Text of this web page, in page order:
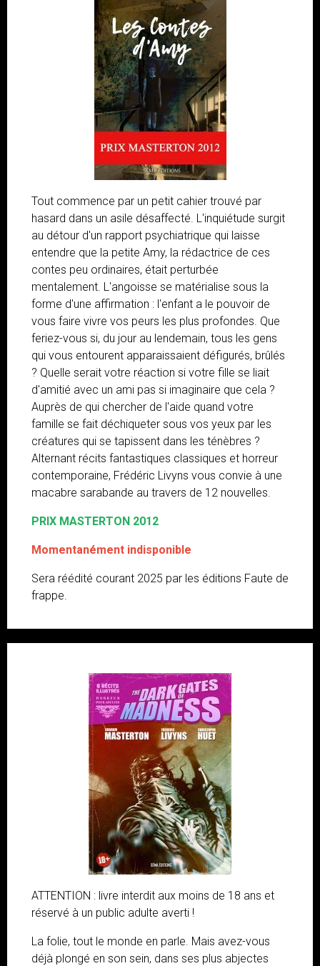
Tout commence par un petit cahier trouvé par
hasard dans un asile désaffecté. L'inquiétude surgit
au détour d'un rapport psychiatrique qui laisse
entendre que la petite Amy, la rédactrice de ces
contes peu ordinaires, était perturbée
mentalement. L'angoisse se matérialise sous la
forme d'une affirmation : l'enfant a le pouvoir de
vous faire vivre vos peurs les plus profondes. Que
feriez-vous si, du jour au lendemain, tous les gens
qui vous entourent apparaissaient défigurés, brûlés
? Quelle serait votre réaction si votre fille se liait
d'amitié avec un ami pas si imaginaire que cela ?
Auprès de qui chercher de l'aide quand votre
famille se fait déchiqueter sous vos yeux par les
créatures qui se tapissent dans les ténèbres ?
Alternant récits fantastiques classiques et horreur
contemporaine, Frédéric Livyns vous convie à une
macabre sarabande au travers de 12 nouvelles.
PRIX MASTERTON 2012
Momentanément indisponible
Sera réédité courant 2025 par les éditions Faute de
frappe.
ATTENTION : livre interdit aux moins de 18 ans et
réservé à un public adulte averti !
La folie, tout le monde en parle. Mais avez-vous
déjà plongé en son sein, dans ses plus abjectes